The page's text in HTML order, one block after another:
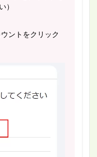
）
ントをクリック